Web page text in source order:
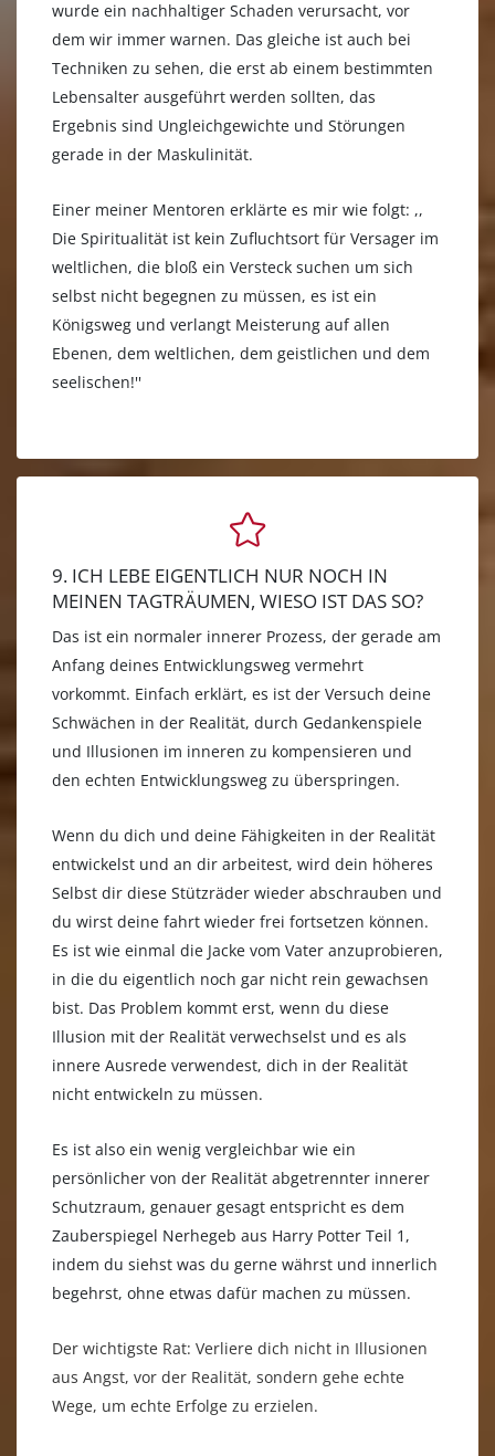
wurde ein nachhaltiger Schaden verursacht, vor
dem wir immer warnen. Das gleiche ist auch bei
Techniken zu sehen, die erst ab einem bestimmten
Lebensalter ausgeführt werden sollten, das
Ergebnis sind Ungleichgewichte und Störungen
gerade in der Maskulinität.
Einer meiner Mentoren erklärte es mir wie folgt: ,,
Die Spiritualität ist kein Zufluchtsort für Versager im
weltlichen, die bloß ein Versteck suchen um sich
selbst nicht begegnen zu müssen, es ist ein
Königsweg und verlangt Meisterung auf allen
Ebenen, dem weltlichen, dem geistlichen und dem
seelischen!''
9. ICH LEBE EIGENTLICH NUR NOCH IN
MEINEN TAGTRÄUMEN, WIESO IST DAS SO?
Das ist ein normaler innerer Prozess, der gerade am
Anfang deines Entwicklungsweg vermehrt
vorkommt. Einfach erklärt, es ist der Versuch deine
Schwächen in der Realität, durch Gedankenspiele
und Illusionen im inneren zu kompensieren und
den echten Entwicklungsweg zu überspringen.
Wenn du dich und deine Fähigkeiten in der Realität
entwickelst und an dir arbeitest, wird dein höheres
Selbst dir diese Stützräder wieder abschrauben und
du wirst deine fahrt wieder frei fortsetzen können.
Es ist wie einmal die Jacke vom Vater anzuprobieren,
in die du eigentlich noch gar nicht rein gewachsen
bist. Das Problem kommt erst, wenn du diese
Illusion mit der Realität verwechselst und es als
innere Ausrede verwendest, dich in der Realität
nicht entwickeln zu müssen.
Es ist also ein wenig vergleichbar wie ein
persönlicher von der Realität abgetrennter innerer
Schutzraum, genauer gesagt entspricht es dem
Zauberspiegel Nerhegeb aus Harry Potter Teil 1,
indem du siehst was du gerne währst und innerlich
begehrst, ohne etwas dafür machen zu müssen.
Der wichtigste Rat: Verliere dich nicht in Illusionen
aus Angst, vor der Realität, sondern gehe echte
Wege, um echte Erfolge zu erzielen.